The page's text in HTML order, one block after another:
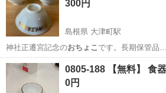
300円
島根県 大津町駅
神社正遷宮記念のおちょこ です。長期保管品
ょこ2個はおまけです…
島根 出雲市 大津町駅 食器
0805-188 【無料】
0円